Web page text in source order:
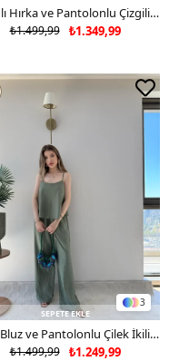
Volanlı Hırka ve Pantolonlu Çizgili İkili Takım Bej 2317
₺1.349,99
₺1.499,99
3
SEPETE EKLE
Askılı Bluz ve Pantolonlu Çilek İkili Takım Yeşil 2316
₺1.249,99
₺1.499,99